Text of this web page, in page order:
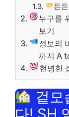
든
누구를
보기
정보의
까지 A
현명한
겉모